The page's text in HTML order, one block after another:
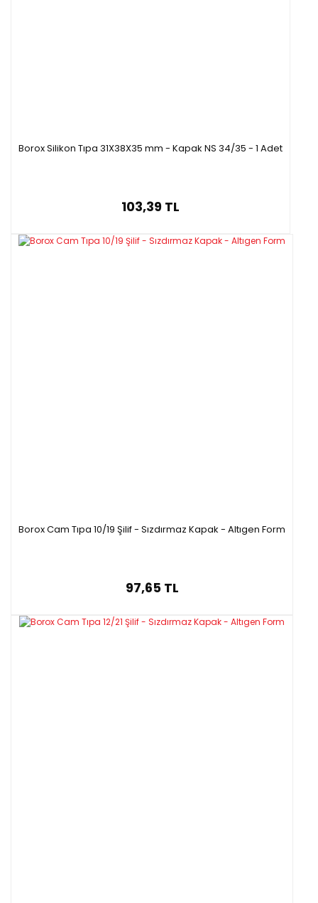
Borox Silikon Tıpa 31X38X35 mm - Kapak NS 34/35 - 1 Adet
103,39 TL
Borox Cam Tıpa 10/19 Şilif - Sızdırmaz Kapak - Altıgen Form
97,65 TL